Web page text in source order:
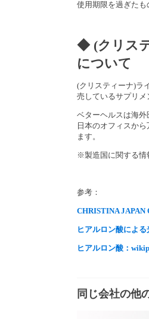
使用期限を過ぎたも
◆ (クリス
について
(クリスティーナ)ラ
売しているサプリメ
ベターヘルスは海外
日本のオフィスか
ます。
※製造国に関する情
参考：
CHRISTINA
ヒアルロン酸によ
ヒアルロン酸：
同じ会社の他